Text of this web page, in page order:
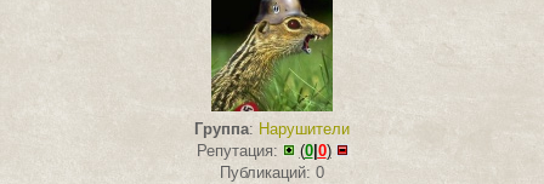
Группа: Нарушители
Репутация:
(0| 0)
Публикаций: 0